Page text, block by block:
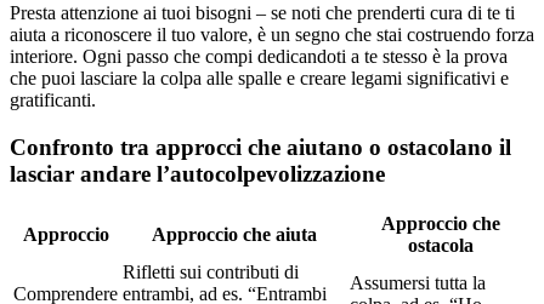
Presta attenzione ai tuoi bisogni – se noti che prenderti cura di te ti
aiuta a riconoscere il tuo valore, è un segno che stai costruendo forza
interiore. Ogni passo che compi dedicandoti a te stesso è la prova
che puoi lasciare la colpa alle spalle e creare legami significativi e
gratificanti.
Confronto tra approcci che aiutano o ostacolano il
lasciar andare l’autocolpevolizzazione
Approccio Approccio che aiuta
Approccio che
ostacola
Comprendere
Rifletti sui contributi di
entrambi, ad es. “Entrambi
Assumersi tutta la